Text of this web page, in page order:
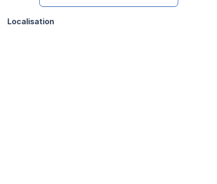
Localisation